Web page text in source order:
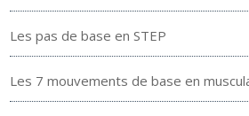
Les pas de base en STEP
Les 7 mouvements de base en